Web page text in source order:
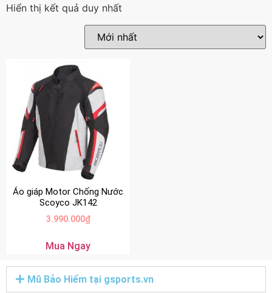
Hiển thị kết quả duy nhất
Áo giáp Motor Chống Nước
Scoyco JK142
3.990.000₫
Mua Ngay
Mũ Bảo Hiểm tại gsports.vn